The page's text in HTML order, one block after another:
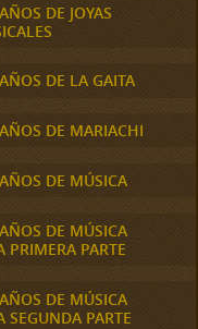
DE JOYAS
DE LA GAITA
DE MARIACHI
DE MÚSICA
DE MÚSICA
PRIMERA PARTE
DE MÚSICA
SEGUNDA PARTE